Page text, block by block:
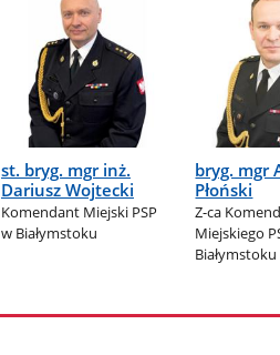
st. bryg. mgr inż.
Dariusz Wojtecki
Komendant Miejski PSP
w Białymstoku
bryg. mgr
Płoński
Z-ca
Miejskiego
Białymstoku